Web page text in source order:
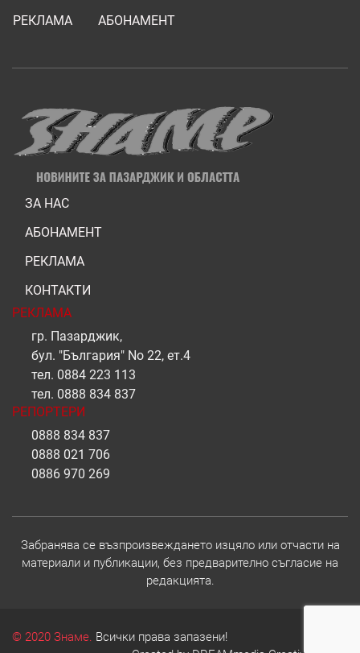
РЕКЛАМА
АБОНАМЕНТ
ЗА НАС
АБОНАМЕНТ
РЕКЛАМА
КОНТАКТИ
РЕКЛАМА
гр. Пазарджик,
бул. "България" No 22, ет.4
тел. 0884 223 113
тел. 0888 834 837
РЕПОРТЕРИ
0888 834 837
0888 021 706
0886 970 269
Забранява се възпроизвеждането изцяло или отчасти на
материали и публикации, без предварително съгласие на
редакцията.
© 2020 Знаме. Всички права запазени!